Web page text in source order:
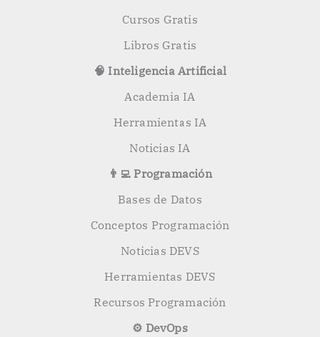
Cursos Gratis
Libros Gratis
🧠 Inteligencia Artificial
Academia IA
Herramientas IA
Noticias IA
👨‍💻 Programación
Bases de Datos
Conceptos Programación
Noticias DEVS
Herramientas DEVS
Recursos Programación
⚙️ DevOps